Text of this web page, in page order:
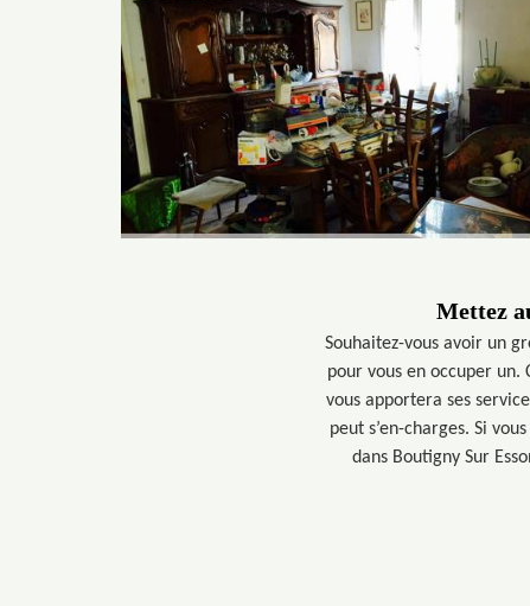
Mettez
Souhaitez-vous avoir un
pour vous en occuper un.
vous apportera ses
peut s’en-charges. Si
dans Boutigny Sur